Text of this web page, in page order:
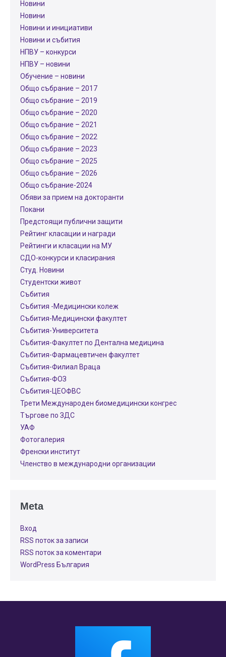
Новини
Новини
Новини и инициативи
Новини и събития
НПВУ – конкурси
НПВУ – новини
Обучение – новини
Общо събрание – 2017
Общо събрание – 2019
Общо събрание – 2020
Общо събрание – 2021
Общо събрание – 2022
Общо събрание – 2023
Общо събрание – 2025
Общо събрание – 2026
Общо събрание-2024
Обяви за прием на докторанти
Покани
Предстоящи публични защити
Рейтинг класации и награди
Рейтинги и класации на МУ
СДО-конкурси и класирания
Студ. Новини
Студентски живот
Събития
Събития -Медицински колеж
Събития-Медицински факултет
Събития-Университета
Събития-Факултет по Дентална медицина
Събития-Фармацевтичен факултет
Събития-Филиал Враца
Събития-ФОЗ
Събития-ЦЕОФВС
Трети Международен биомедицински конгрес
Търгове по ЗДС
УАФ
Фотогалерия
Френски институт
Членство в международни организации
Meta
Вход
RSS поток за записи
RSS поток за коментари
WordPress България